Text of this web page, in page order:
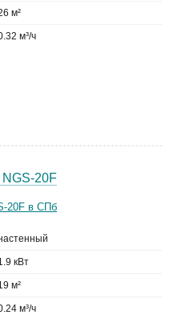
м²
м³/ч
NGS-20F
кВт
м²
м³/ч